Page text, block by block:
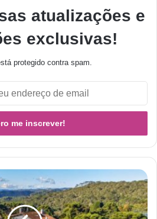
atualizações e
exclusivas!
protegido contra spam.